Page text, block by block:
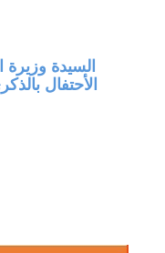
السيدة وزيرة